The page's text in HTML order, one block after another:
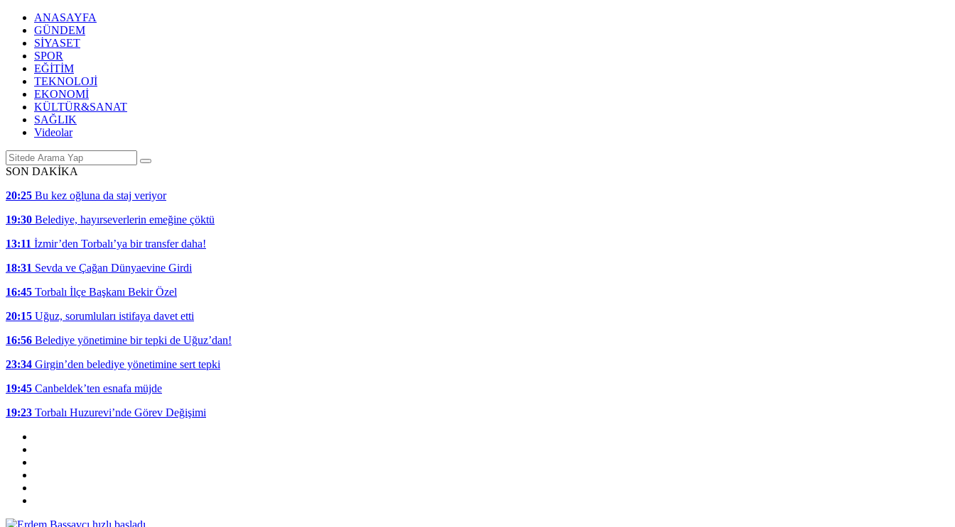
ANASAYFA
GÜNDEM
SİYASET
SPOR
EĞİTİM
TEKNOLOJİ
EKONOMİ
KÜLTÜR&SANAT
SAĞLIK
Videolar
SON DAKİKA
20:25 Bu kez oğluna da staj veriyor
19:30 Belediye, hayırseverlerin emeğine çöktü
13:11 İzmir’den Torbalı’ya bir transfer daha!
18:31 Sevda ve Çağan Dünyaevine Girdi
16:45 Torbalı İlçe Başkanı Bekir Özel
20:15 Uğuz, sorumluları istifaya davet etti
16:56 Belediye yönetimine bir tepki de Uğuz’dan!
23:34 Girgin’den belediye yönetimine sert tepki
19:45 Canbeldek’ten esnafa müjde
19:23 Torbalı Huzurevi’nde Görev Değişimi